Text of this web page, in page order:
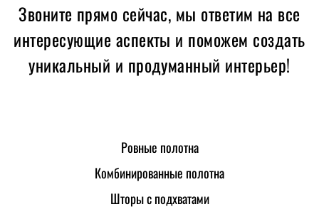
Звоните прямо сейчас, мы ответим на все
интересующие аспекты и поможем создать
уникальный и продуманный интерьер!
Ровные полотна
Комбинированные полотна
Шторы с подхватами